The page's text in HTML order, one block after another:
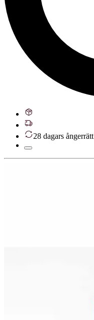
28 dagars ångerrätt